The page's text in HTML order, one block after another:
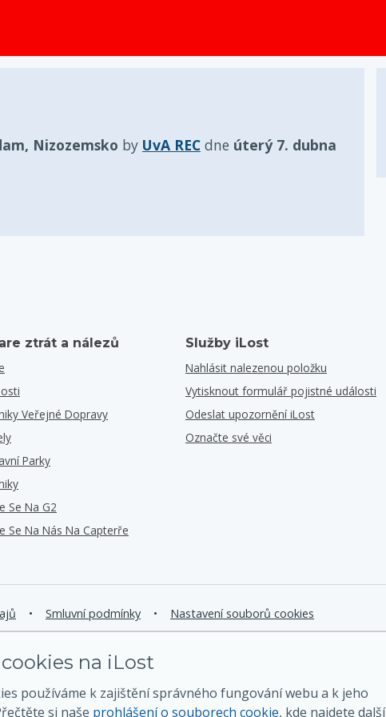
Nizozemsko by UvA REC dne úterý 7. dubna
ztrát a nálezů
Veřejné Dopravy
Parky
Se Na G2
Se Na Nás Na Capterře
Služby iLost
Nahlásit nalezenou položku
Vytisknout formulář pojistné události
Odeslat upozornění iLost
Označte své věci
• Smluvní podmínky • Nastavení souborů cookies
na iLost
používáme k zajištění správného fungování webu a k jeho
si naše prohlášení o souborech cookie, kde najdete další